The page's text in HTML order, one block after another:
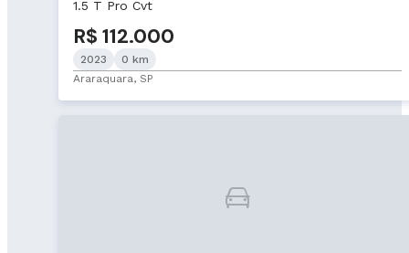
1.5 T Pro Cvt
R$ 112.000
2023
0 km
Araraquara, SP